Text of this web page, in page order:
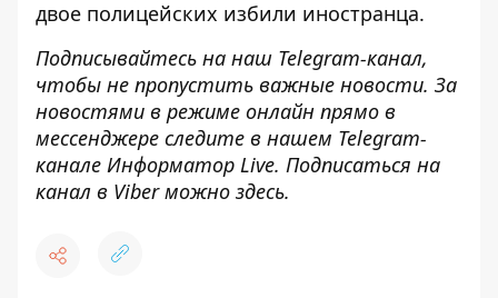
двое полицейских избили иностранца.
Подписывайтесь на наш Telegram-канал,
чтобы не пропустить важные новости. За
новостями в режиме онлайн прямо в
мессенджере следите в нашем Telegram-
канале Информатор Live. Подписаться на
канал в Viber можно здесь.